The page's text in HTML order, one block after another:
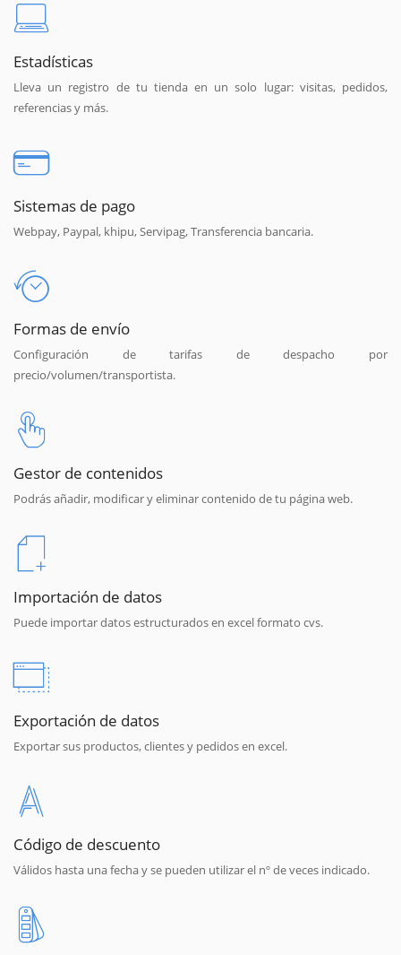
Estadísticas
Lleva un registro de tu tienda en un solo lugar: visitas, pedidos,
referencias y más.
Sistemas de pago
Webpay, Paypal, khipu, Servipag, Transferencia bancaria.
Formas de envío
Configuración de tarifas de despacho por
precio/volumen/transportista.
Gestor de contenidos
Podrás añadir, modificar y eliminar contenido de tu página web.
Importación de datos
Puede importar datos estructurados en excel formato cvs.
Exportación de datos
Exportar sus productos, clientes y pedidos en excel.
Código de descuento
Válidos hasta una fecha y se pueden utilizar el nº de veces indicado.